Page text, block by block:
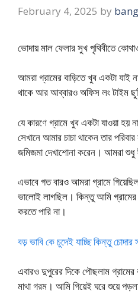
February 4, 2025 by
ভোদায় মাল ফেলার সুখ পৃথিবীতে
আমরা গ্রামের বাড়িতে খুব একটা যাই
থাকে আর আব্বারও অফিস লং টাইম
যে কারণে গ্রামে খুব একটা যাওয়া হয়
সেখানে আমার চাচা থাকেন তার
জমিজমা দেখাশোনা করেন। আমরা শুধু
এভাবে গত বারও আমরা গ্রামে
ভালোই লাগছিল। কিন্তু আমি
করতে পারি না।
বড় ভাবি কে চুদেই যাচ্ছি কিন্তু চোদার
এবারও দুপুরের দিকে পৌছলাম
মাথা গরম। আমি গিয়েই ঘরে শুয়ে